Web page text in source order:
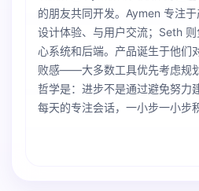
的朋友共同开发。Aymen 专注于
设计体验、与用户交流；Seth
心系统和后端。产品诞生于他们
败感——大多数工具优先考虑规
哲学是：进步不是通过避免努力
每天的专注会话，一小步一小步